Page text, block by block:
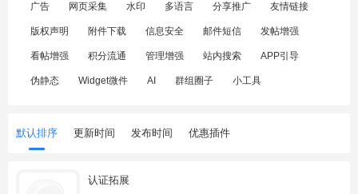
广告 网页采集 水印 多语言 分享推广 友情链接
版权声明 附件下载 信息安全 邮件短信 发帖增强
看帖增强 积分流通 管理增强 站内搜索 APP引导
伪静态 Widget微件 AI 群组圈子 小工具
默认排序 更新时间 发布时间 优惠插件
认证拓展